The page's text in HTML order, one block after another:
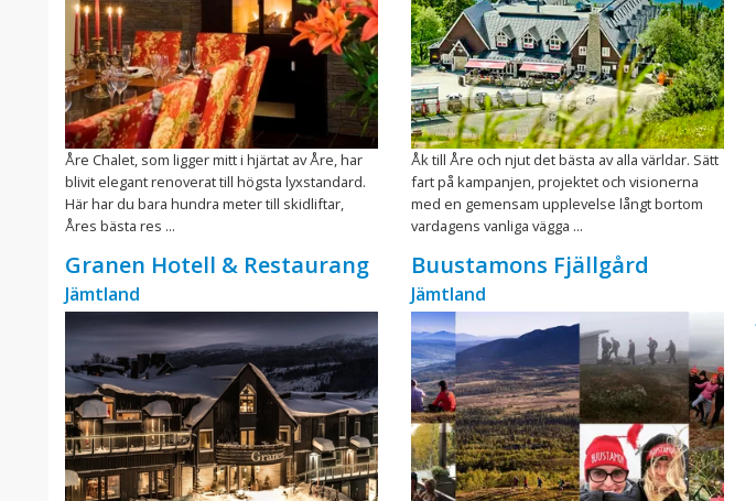
Åre Chalet, som ligger mitt i hjärtat av Åre, har
blivit elegant renoverat till högsta lyxstandard.
Här har du bara hundra meter till skidliftar,
Åres bästa res ...
Granen Hotell & Restaurang
Jämtland
Åk till Åre och njut det bästa av alla världar. Sätt
fart på kampanjen, projektet och visionerna
med en gemensam upplevelse långt bortom
vardagens vanliga vägga ...
Buustamons Fjällgård
Jämtland